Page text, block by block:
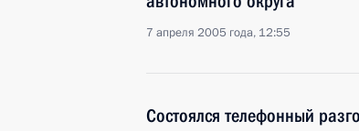
7 апреля 2005 года, 12:55
Состоялся телефонный